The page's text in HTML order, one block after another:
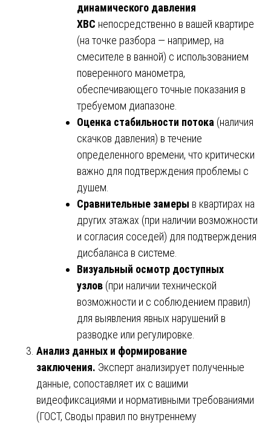
динамического давления
ХВС непосредственно в вашей квартире
(на точке разбора — например, на
смесителе в ванной) с использованием
поверенного манометра,
обеспечивающего точные показания в
требуемом диапазоне.
Оценка стабильности потока (наличия
скачков давления) в течение
определенного времени, что критически
важно для подтверждения проблемы с
душем.
Сравнительные замеры в квартирах на
других этажах (при наличии возможности
и согласия соседей) для подтверждения
дисбаланса в системе.
Визуальный осмотр доступных
узлов (при наличии технической
возможности и с соблюдением правил)
для выявления явных нарушений в
разводке или регулировке.
Анализ данных и формирование
заключения. Эксперт анализирует полученные
данные, сопоставляет их с вашими
видеофиксациями и нормативными требованиями
(ГОСТ, Своды правил по внутреннему